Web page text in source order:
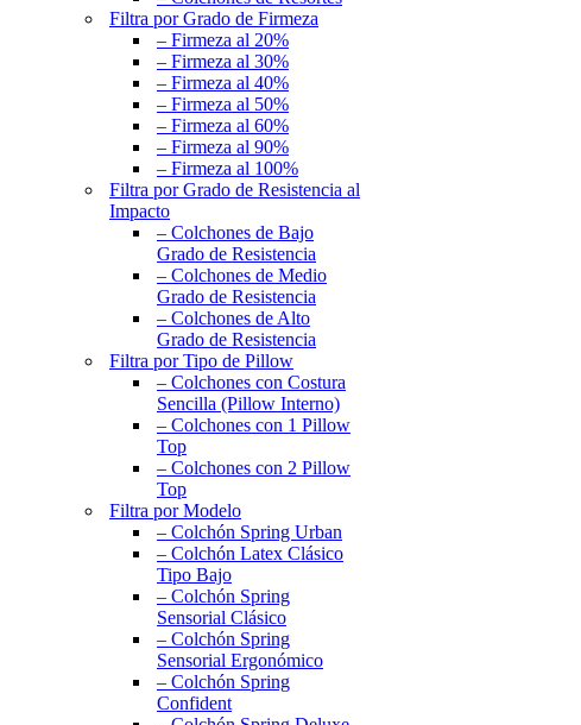
Filtra por Grado de Firmeza
– Firmeza al 20%
– Firmeza al 30%
– Firmeza al 40%
– Firmeza al 50%
– Firmeza al 60%
– Firmeza al 90%
– Firmeza al 100%
Filtra por Grado de Resistencia al
Impacto
– Colchones de Bajo
Grado de Resistencia
– Colchones de Medio
Grado de Resistencia
– Colchones de Alto
Grado de Resistencia
Filtra por Tipo de Pillow
– Colchones con Costura
Sencilla (Pillow Interno)
– Colchones con 1 Pillow
Top
– Colchones con 2 Pillow
Top
Filtra por Modelo
– Colchón Spring Urban
– Colchón Latex Clásico
Tipo Bajo
– Colchón Spring
Sensorial Clásico
– Colchón Spring
Sensorial Ergonómico
– Colchón Spring
Confident